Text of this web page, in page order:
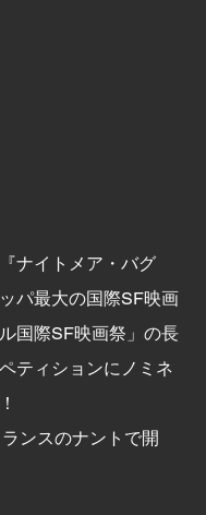
ナイトメア・バグ
パ最大の国際SF映画
国際SF映画祭」の長
ティションにノミネ
ンスのナントで開